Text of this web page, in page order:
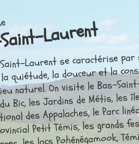
Laurent
Laurent se caractérise
quiétude, la douceur et la
naturel. On visite le Bas-
Bic, les Jardins de Métis, les
des Appalaches, le Parc
Petit Témis, les grands